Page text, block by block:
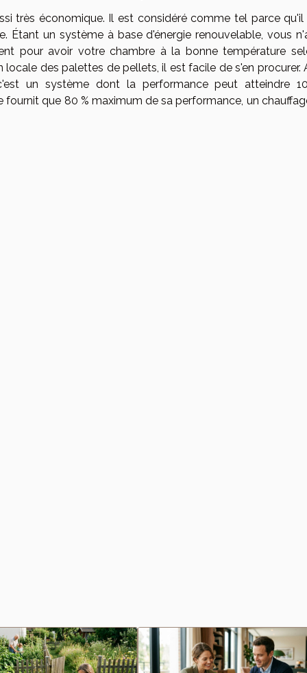
très économique. Il est considéré comme tel parce
Étant un système à base d'énergie renouvelable, vous
pour avoir votre chambre à la bonne température
des palettes de pellets, il est facile de s'en procurer.
un système dont la performance peut atteindre
que 80 % maximum de sa performance, un